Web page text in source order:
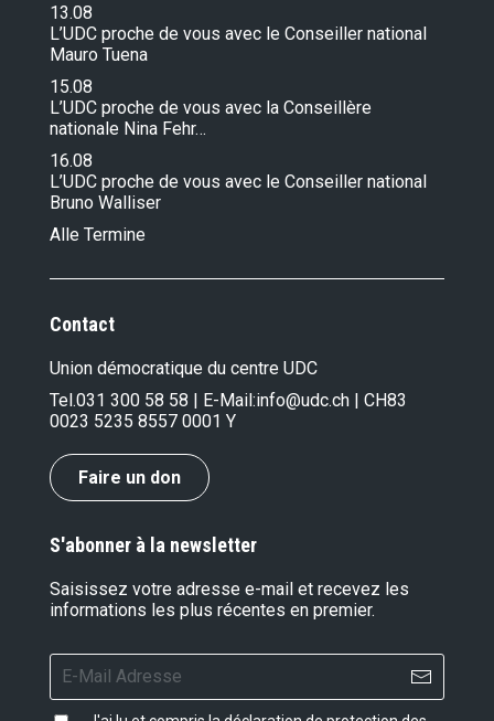
13.08
L’UDC proche de vous avec le Conseiller national
Mauro Tuena
15.08
L’UDC proche de vous avec la Conseillère
nationale Nina Fehr…
16.08
L’UDC proche de vous avec le Conseiller national
Bruno Walliser
Alle Termine
Contact
Union démocratique du centre UDC
Tel.031 300 58 58 | E-Mail:info@udc.ch | CH83
0023 5235 8557 0001 Y
Faire un don
S'abonner à la newsletter
Saisissez votre adresse e-mail et recevez les
informations les plus récentes en premier.